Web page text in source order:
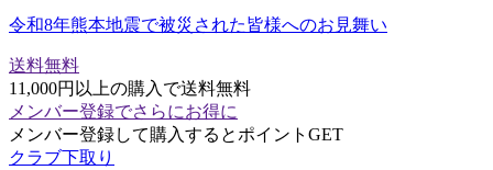
令和8年熊本地震で被災された皆様へのお見舞い
送料無料
11,000円以上の購入で送料無料
メンバー登録でさらにお得に
メンバー登録して購入するとポイントGET
クラブ下取り